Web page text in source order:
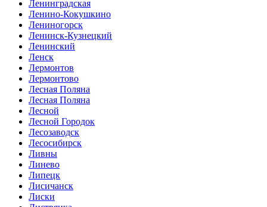
Ленинградская
Ленино-Кокушкино
Лениногорск
Ленинск-Кузнецкий
Ленинский
Ленск
Лермонтов
Лермонтово
Лесная Поляна
Лесная Поляна
Лесной
Лесной Городок
Лесозаводск
Лесосибирск
Ливны
Линево
Липецк
Лисичанск
Лиски